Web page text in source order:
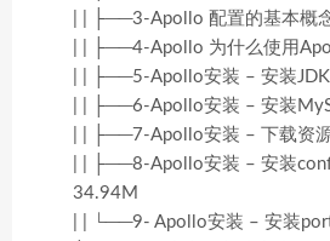
| | ├──3-Apollo 配置的基本概
| | ├──4-Apollo 为什么使用
| | ├──5-Apollo安装 – 安装
| | ├──6-Apollo安装 – 安装
| | ├──7-Apollo安装 – 下载资
| | ├──8-Apollo安装 – 安装
34.94M
| | └──9- Apollo安装 – 安装